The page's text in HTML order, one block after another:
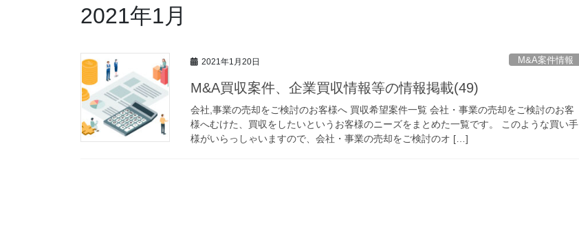
2021年1月
2021年1月20日 M&A案件情報
M&A買収案件、企業買収情報等の情報掲載(49)
会社,事業の売却をご検討のお客様へ 買収希望案件一覧 会社・事業の売却をご検討のお客
様へむけた、買収をしたいというお客様のニーズをまとめた一覧です。 このような買い手
様がいらっしゃいますので、会社・事業の売却をご検討のオ […]